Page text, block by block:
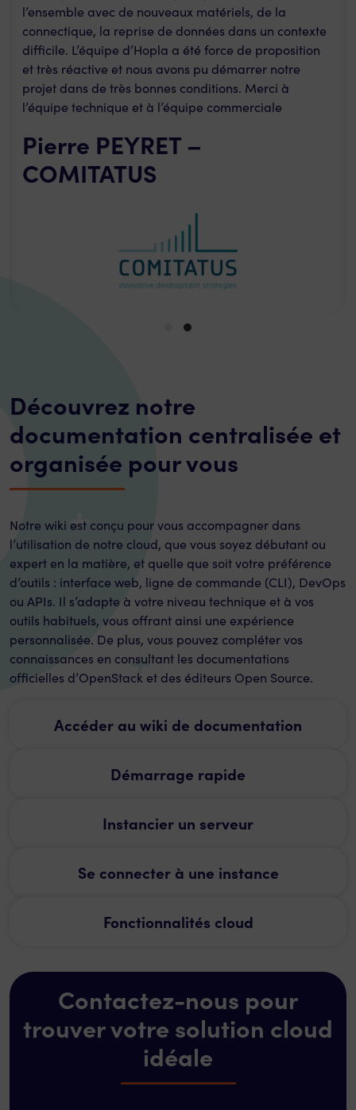
l’ensemble avec de nouveaux matériels, de la
connectique, la reprise de données dans un contexte
difficile. L’équipe d’Hopla a été force de proposition
et très réactive et nous avons pu démarrer notre
projet dans de très bonnes conditions. Merci à
l’équipe technique et à l’équipe commerciale
Pierre PEYRET –
COMITATUS
Découvrez notre
documentation centralisée et
organisée pour vous
Notre wiki est conçu pour vous accompagner dans
l’utilisation de notre cloud, que vous soyez débutant ou
expert en la matière, et quelle que soit votre préférence
d’outils : interface web, ligne de commande (CLI), DevOps
ou APIs. Il s’adapte à votre niveau technique et à vos
outils habituels, vous offrant ainsi une expérience
personnalisée. De plus, vous pouvez compléter vos
connaissances en consultant les documentations
officielles d’OpenStack et des éditeurs Open Source.
Accéder au wiki de documentation
Démarrage rapide
Instancier un serveur
Se connecter à une instance
Fonctionnalités cloud
Contactez-nous pour
trouver votre solution cloud
idéale